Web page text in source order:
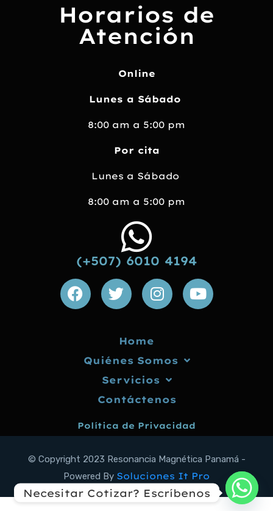
Horarios de
Atención
Online
Lunes a Sábado
8:00 am a 5:00 pm
Por cita
Lunes a Sábado
8:00 am a 5:00 pm
(+507) 6010 4194
Home
Quiénes Somos
Servicios
Contáctenos
Política de Privacidad
© Copyright 2023 Resonancia Magnética Panamá -
Powered By Soluciones It Pro
Necesitar Cotizar? Escríbenos